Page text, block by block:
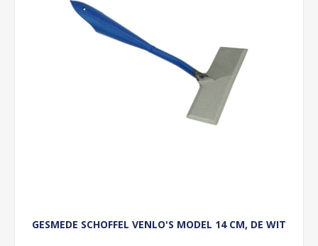
GESMEDE SCHOFFEL VENLO'S MODEL 14 CM, DE WIT